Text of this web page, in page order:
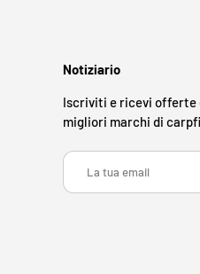
Notiziario
Iscriviti e ricevi offerte
migliori marchi di
Email